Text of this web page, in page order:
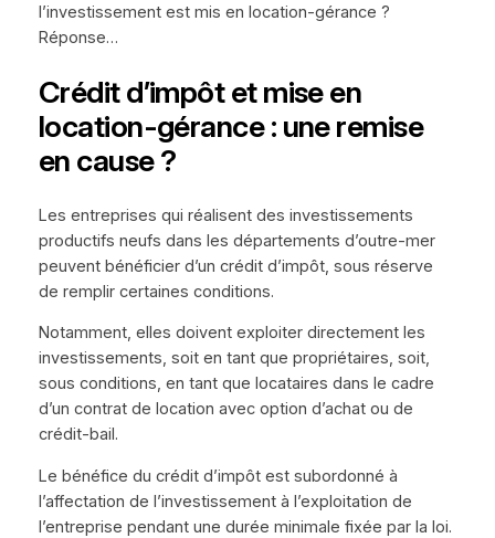
l’investissement est mis en location-gérance ?
Réponse…
Crédit d’impôt et mise en
location-gérance : une remise
en cause ?
Les entreprises qui réalisent des investissements
productifs neufs dans les départements d’outre-mer
peuvent bénéficier d’un crédit d’impôt, sous réserve
de remplir certaines conditions.
Notamment, elles doivent exploiter directement les
investissements, soit en tant que propriétaires, soit,
sous conditions, en tant que locataires dans le cadre
d’un contrat de location avec option d’achat ou de
crédit-bail.
Le bénéfice du crédit d’impôt est subordonné à
l’affectation de l’investissement à l’exploitation de
l’entreprise pendant une durée minimale fixée par la loi.